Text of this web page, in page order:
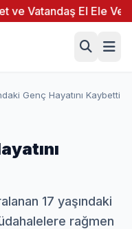
El Ele Verdi
Genç Hayatını Kaybetti
17 yaşındaki
rağmen